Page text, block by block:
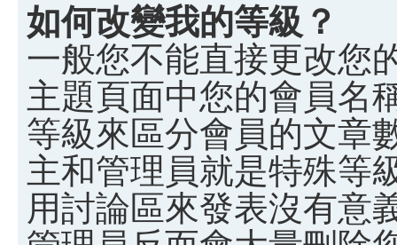
如何改變我的等級？
一般您不能直接更改您
主題頁面中您的會員名
等級來區分會員的文章
主和管理員就是特殊等
用討論區來發表沒有意